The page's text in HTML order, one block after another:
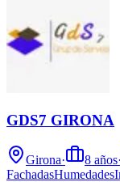
GDS7 GIRONA
Girona· 8 años·
FachadasHumedades